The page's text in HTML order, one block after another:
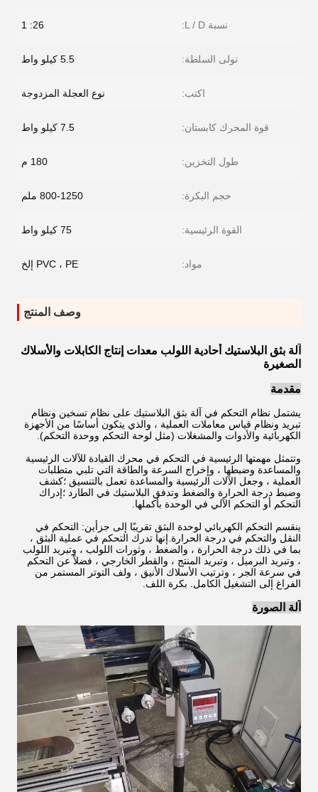
نسبة L / D: 26: 1
تولى السلطة: 5.5 كيلو واط
اكتب: نوع العجلة المزدوجة
قوة المحرك كابستان: 7.5 كيلو واط
طول التخزين: 180 م
حجم البكرة: 800-1250 ملم
القوة الرئيسية: 75 كيلو واط
مواد: PVC ، PE إلخ
وصف المنتج
آلة بثق البلاستيك أحادية اللولب معدات إنتاج الكابلات والأسلاك
الصغيرة
مقدمة
يشتمل نظام التحكم في آلة بثق البلاستيك على نظام تسخين ونظام
تبريد ونظام قياس معاملات العملية ، والذي يتكون أساسًا من الأجهزة
الكهربائية والأدوات والمشغلات (مثل لوحة التحكم ووحدة التحكم).
وتتمثل مهمتها الرئيسية في التحكم في محرك القيادة للآلات الرئيسية
والمساعدة وضبطها ، وإخراج السرعة والطاقة التي تلبي متطلبات
العملية ، وجعل الآلات الرئيسية والمساعدة تعمل بالتنسيق ؛كشف
وضبط درجة الحرارة والضغط وتدفق البلاستيك في الطارد ؛إدراك
التحكم أو التحكم الآلي في الوحدة بأكملها.
ينقسم التحكم الكهربائي لوحدة البثق تقريبًا إلى جزأين: التحكم في
النقل والتحكم في درجة الحرارة.إنها تدرك التحكم في عملية البثق ،
بما في ذلك درجة الحرارة ، والضغط ، وثورات اللولب ، وتبريد اللولب
، وتبريد البرميل ، وتبريد المنتج ، والقطر الخارجي ، فضلاً عن التحكم
في سرعة الجر ، وترتيب الأسلاك الأنيق ، ولف التوتر المستمر من
الفراغ إلى التشغيل الكامل. بكرة اللف.
آلة الصورة